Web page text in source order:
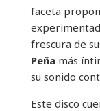
faceta
frescura de
Peñamás
su sonido
Este disco